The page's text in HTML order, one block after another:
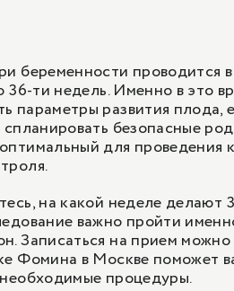
беременности проводится
36-ти недель. Именно в это
параметры развития плода,
безопасные
для проведения
на какой неделе делают
важно пройти
Записаться на прием
Фомина в Москве поможет
процедуры.